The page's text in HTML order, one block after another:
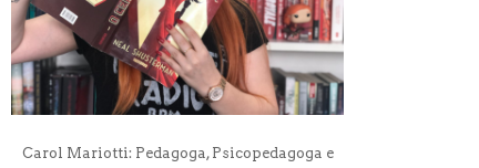
Carol Mariotti: Pedagoga, Psicopedagoga e